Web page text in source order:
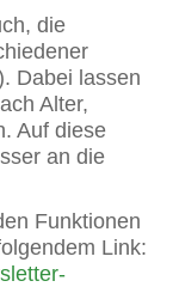
die
Dabei lassen
Alter,
Auf diese
an die
Funktionen
Link: